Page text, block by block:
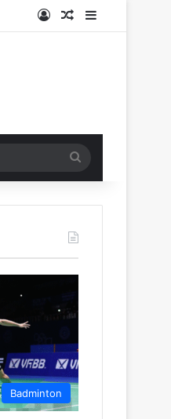
Log InRandom Article
Sidebar
for
Badminton